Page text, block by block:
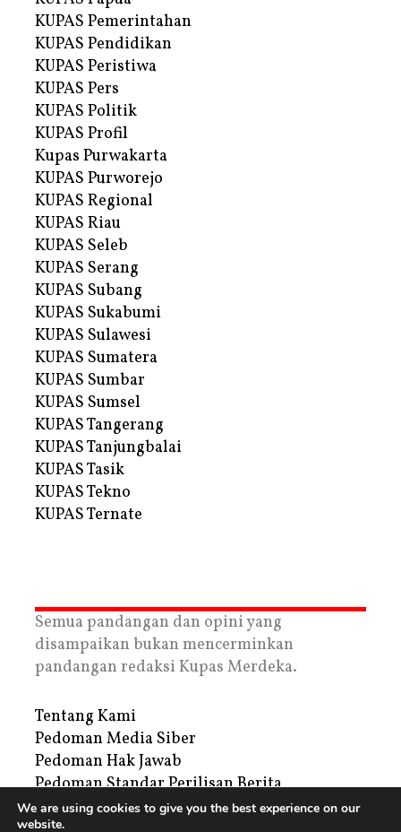
KUPAS Pemerintahan
KUPAS Pendidikan
KUPAS Peristiwa
KUPAS Pers
KUPAS Politik
KUPAS Profil
Kupas Purwakarta
KUPAS Purworejo
KUPAS Regional
KUPAS Riau
KUPAS Seleb
KUPAS Serang
KUPAS Subang
KUPAS Sukabumi
KUPAS Sulawesi
KUPAS Sumatera
KUPAS Sumbar
KUPAS Sumsel
KUPAS Tangerang
KUPAS Tanjungbalai
KUPAS Tasik
KUPAS Tekno
KUPAS Ternate
Semua pandangan dan opini yang
disampaikan bukan mencerminkan
pandangan redaksi Kupas Merdeka.
Tentang Kami
Pedoman Media Siber
Pedoman Hak Jawab
Pedoman Standar Perilisan Berita
Privacy Policy
We are using cookies to give you the best experience on our
website.